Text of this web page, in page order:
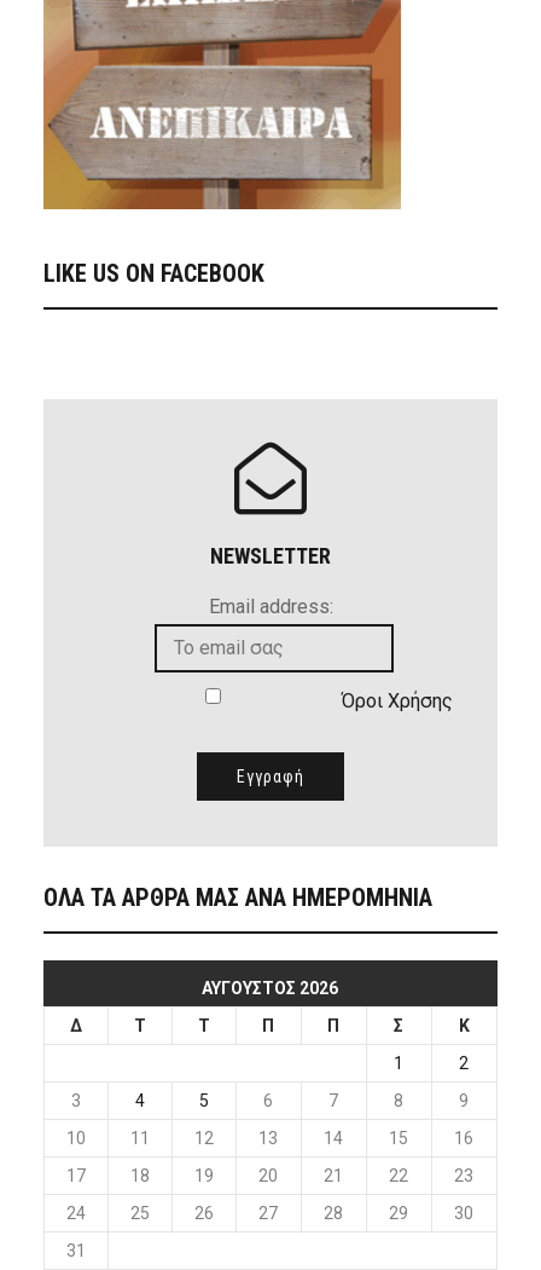
LIKE US ON FACEBOOK
NEWSLETTER
Email address:
Όροι Χρήσης
ΟΛΑ ΤΑ ΑΡΘΡΑ ΜΑΣ ΑΝΑ ΗΜΕΡΟΜΗΝΙΑ
ΑΎΓΟΥΣΤΟΣ 2026
Δ
Τ Τ Π Π Σ
Κ
1
2
3
4 5 6 7 8
9
10
11 12 13 14 15
16
17
18 19 20 21 22
23
24
25 26 27 28 29
30
31